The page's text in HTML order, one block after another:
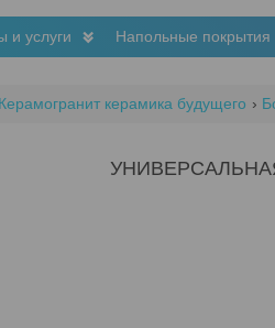
и услуги Напольные покрытия
Керамогранит керамика будущего